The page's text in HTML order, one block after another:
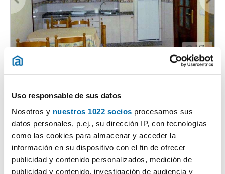
Uso responsable de sus datos
Nosotros y nuestros 1022 socios procesamos sus
datos personales, p.ej., su dirección IP, con tecnologías
como las cookies para almacenar y acceder la
información en su dispositivo con el fin de ofrecer
publicidad y contenido personalizados, medición de
publicidad y contenido, investigación de audiencia y
1/7
1.400€
Barreiros, Barreiros (Casco Urbano)
Kontaktieren